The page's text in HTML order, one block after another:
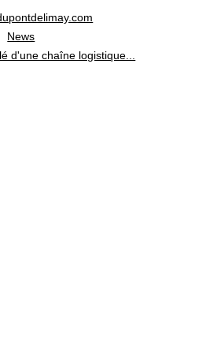
News
d'une chaîne logistique...